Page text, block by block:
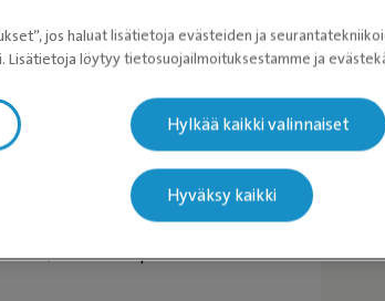
Narttu rauhoittuu vasta sen
on tullut
kasvattajana huokaista
synnytyksen jälkeen
hyvinvoinnille ja
että kaikki pennut saavat
jos haluat lisätietoja evästeiden ja
Lisätietoja löytyy tietosuojailmoituksestamme ja
Hylkää kaikki valinnaiset
Hyväksy kaikki